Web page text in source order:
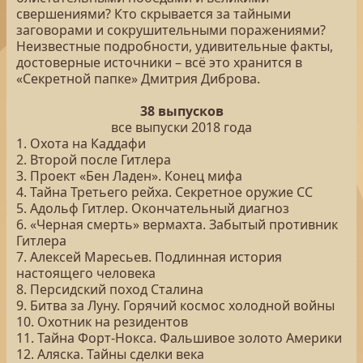
свершениями? Кто скрывается за тайными
заговорами и сокрушительными поражениями?
Неизвестные подробности, удивительные факты,
достоверные источники – всё это хранится в
«Секретной папке» Дмитрия Диброва.
38 выпусков
все выпуски 2018 года
1. Охота на Каддафи
2. Второй после Гитлера
3. Проект «Бен Ладен». Конец мифа
4. Тайна Третьего рейха. Секретное оружие СС
5. Адольф Гитлер. Окончательный диагноз
6. «Черная смерть» вермахта. Забытый противник
Гитлера
7. Алексей Маресьев. Подлинная история
настоящего человека
8. Персидский поход Сталина
9. Битва за Луну. Горячий космос холодной войны
10. Охотник на резидентов
11. Тайна Форт-Нокса. Фальшивое золото Америки
12. Аляска. Тайны сделки века